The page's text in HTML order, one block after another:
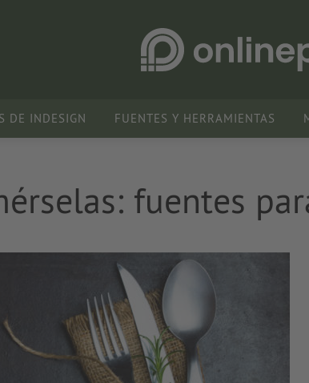
DE INDESIGN FUENTES Y HERRAMIENTAS
fuentes